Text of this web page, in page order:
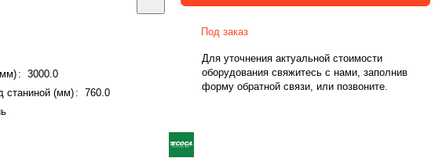
:
3000.0
станиной (мм) :
760.0
Под заказ
Для уточнения актуальной стоимости
оборудования свяжитесь с нами, заполнив
форму обратной связи, или позвоните.